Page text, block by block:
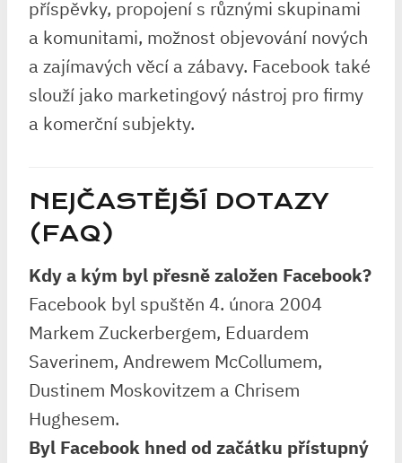
příspěvky, propojení s různými skupinami
a komunitami, možnost objevování nových
a zajímavých věcí a zábavy. Facebook také
slouží jako marketingový nástroj pro firmy
a komerční subjekty.
NEJČASTĚJŠÍ DOTAZY
(FAQ)
Kdy a kým byl přesně založen Facebook?
Facebook byl spuštěn 4. února 2004
Markem Zuckerbergem, Eduardem
Saverinem, Andrewem McCollumem,
Dustinem Moskovitzem a Chrisem
Hughesem.
Byl Facebook hned od začátku přístupný